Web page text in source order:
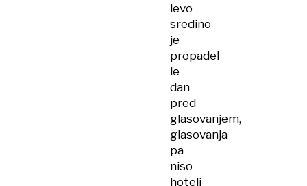
levo
sredino
je
propadel
le
dan
pred
glasovanjem,
glasovanja
pa
niso
hoteli